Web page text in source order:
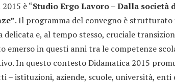
è “Studio Ergo Lavoro – Dalla società
. Il programma del convegno è strutturato
e, al tempo stesso, cruciale
emerso in questi anni tra le competenze
In questo contesto Didamatica 2015
– istituzioni, aziende, scuole, università, enti